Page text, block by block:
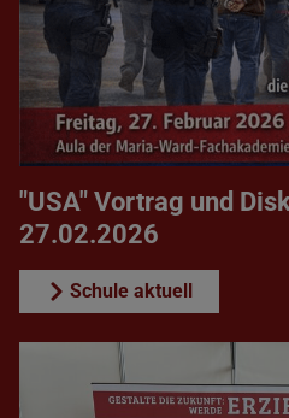
"USA" Vortrag und
27.02.2026
Schule aktuell